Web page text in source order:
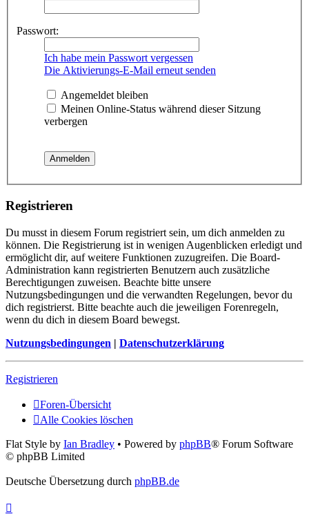
Passwort:
Ich habe mein Passwort vergessen
Die Aktivierungs-E-Mail erneut senden
Angemeldet bleiben
Meinen Online-Status während dieser Sitzung
verbergen
Registrieren
Du musst in diesem Forum registriert sein, um dich anmelden zu
können. Die Registrierung ist in wenigen Augenblicken erledigt und
ermöglicht dir, auf weitere Funktionen zuzugreifen. Die Board-
Administration kann registrierten Benutzern auch zusätzliche
Berechtigungen zuweisen. Beachte bitte unsere
Nutzungsbedingungen und die verwandten Regelungen, bevor du
dich registrierst. Bitte beachte auch die jeweiligen Forenregeln,
wenn du dich in diesem Board bewegst.
Nutzungsbedingungen | Datenschutzerklärung
Registrieren
Foren-Übersicht
Alle Cookies löschen
Flat Style by Ian Bradley • Powered by phpBB® Forum Software
© phpBB Limited
Deutsche Übersetzung durch phpBB.de